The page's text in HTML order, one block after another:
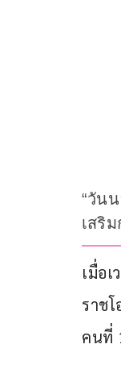
“วัน
เสริ
เมื่อ
ราช
คนที่